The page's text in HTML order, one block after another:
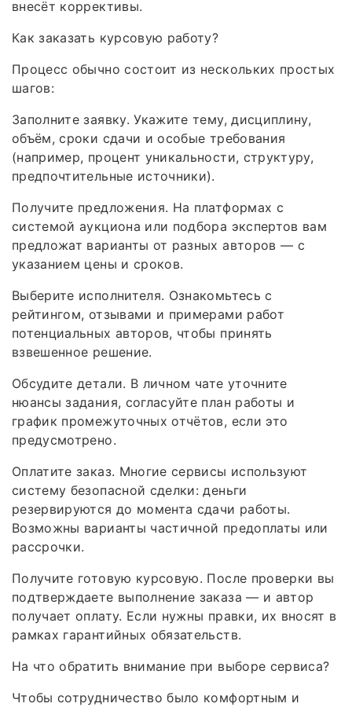
внесёт коррективы.
Как заказать курсовую работу?
Процесс обычно состоит из нескольких простых
шагов:
Заполните заявку. Укажите тему, дисциплину,
объём, сроки сдачи и особые требования
(например, процент уникальности, структуру,
предпочтительные источники).
Получите предложения. На платформах с
системой аукциона или подбора экспертов вам
предложат варианты от разных авторов — с
указанием цены и сроков.
Выберите исполнителя. Ознакомьтесь с
рейтингом, отзывами и примерами работ
потенциальных авторов, чтобы принять
взвешенное решение.
Обсудите детали. В личном чате уточните
нюансы задания, согласуйте план работы и
график промежуточных отчётов, если это
предусмотрено.
Оплатите заказ. Многие сервисы используют
систему безопасной сделки: деньги
резервируются до момента сдачи работы.
Возможны варианты частичной предоплаты или
рассрочки.
Получите готовую курсовую. После проверки вы
подтверждаете выполнение заказа — и автор
получает оплату. Если нужны правки, их вносят в
рамках гарантийных обязательств.
На что обратить внимание при выборе сервиса?
Чтобы сотрудничество было комфортным и